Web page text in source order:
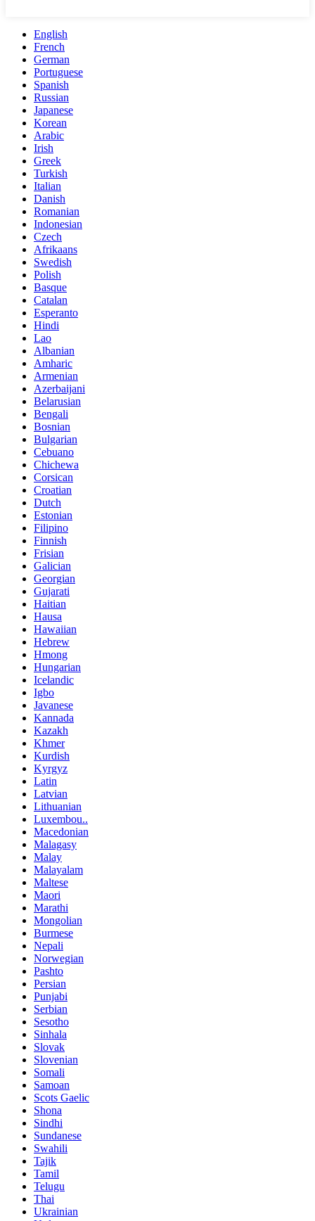
English
French
German
Portuguese
Spanish
Russian
Japanese
Korean
Arabic
Irish
Greek
Turkish
Italian
Danish
Romanian
Indonesian
Czech
Afrikaans
Swedish
Polish
Basque
Catalan
Esperanto
Hindi
Lao
Albanian
Amharic
Armenian
Azerbaijani
Belarusian
Bengali
Bosnian
Bulgarian
Cebuano
Chichewa
Corsican
Croatian
Dutch
Estonian
Filipino
Finnish
Frisian
Galician
Georgian
Gujarati
Haitian
Hausa
Hawaiian
Hebrew
Hmong
Hungarian
Icelandic
Igbo
Javanese
Kannada
Kazakh
Khmer
Kurdish
Kyrgyz
Latin
Latvian
Lithuanian
Luxembou..
Macedonian
Malagasy
Malay
Malayalam
Maltese
Maori
Marathi
Mongolian
Burmese
Nepali
Norwegian
Pashto
Persian
Punjabi
Serbian
Sesotho
Sinhala
Slovak
Slovenian
Somali
Samoan
Scots Gaelic
Shona
Sindhi
Sundanese
Swahili
Tajik
Tamil
Telugu
Thai
Ukrainian